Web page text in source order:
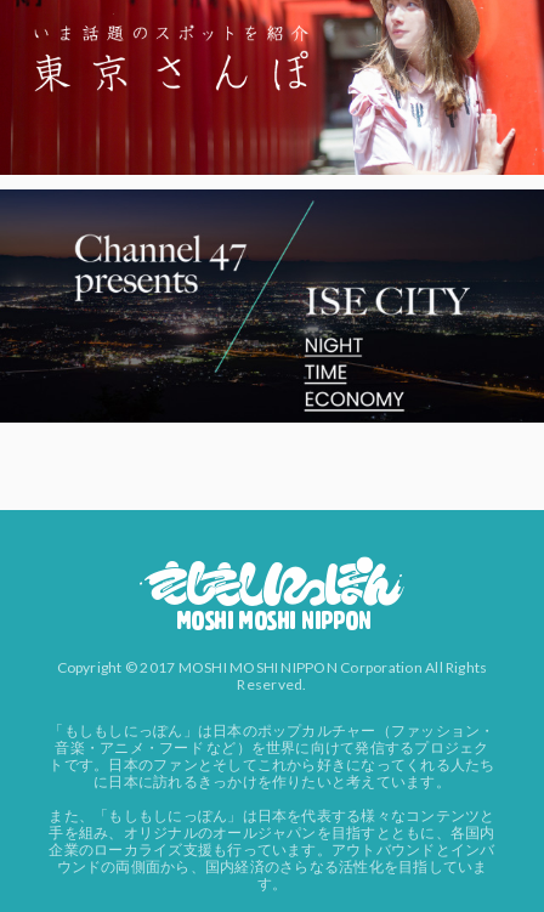
Copyright © 2017 MOSHI MOSHI NIPPON Corporation All Rights
Reserved.
「もしもしにっぽん」は日本のポップカルチャー（ファッション・
音楽・アニメ・フード など）を世界に向けて発信するプロジェク
トです。日本のファンとそしてこれから好きになってくれる人たち
に日本に訪れるきっかけを作りたいと考えています。
また、「もしもしにっぽん」は日本を代表する様々なコンテンツと
手を組み、オリジナルのオールジャパンを目指すとともに、各国内
企業のローカライズ支援も行っています。アウトバウンドとインバ
ウンドの両側面から、国内経済のさらなる活性化を目指していま
す。